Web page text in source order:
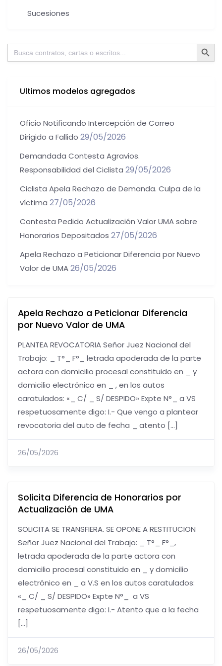
Apela Rechazo a Peticionar Diferencia
por Nuevo Valor de UMA
PLANTEA REVOCATORIA Señor Juez Nacional del
Trabajo: _ T°_ F°_ letrada apoderada de la parte
actora con domicilio procesal constituido en _ y
domicilio electrónico en _ , en los autos
caratulados: «_ C/ _ S/ DESPIDO» Expte N°_ a VS
respetuosamente digo: I.- Que vengo a plantear
revocatoria del auto de fecha _ atento […]
26/05/2026
Solicita Diferencia de Honorarios por
Actualización de UMA
SOLICITA SE TRANSFIERA. SE OPONE A RESTITUCION
Señor Juez Nacional del Trabajo: _ T°_ F°_,
letrada apoderada de la parte actora con
domicilio procesal constituido en _ y domicilio
electrónico en _ a V.S en los autos caratulados:
«_ C/ _ S/ DESPIDO» Expte N°_ a VS
respetuosamente digo: I.- Atento que a la fecha
[…]
26/05/2026
Sucesiones
Buscar: Botón de
Ultimos modelos agregados
Oficio Notificando Intercepción de Correo
Dirigido a Fallido 29/05/2026
Demandada Contesta Agravios.
Responsabilidad del Ciclista 29/05/2026
Ciclista Apela Rechazo de Demanda. Culpa de la
víctima 27/05/2026
Contesta Pedido Actualización Valor UMA sobre
Honorarios Depositados 27/05/2026
Apela Rechazo a Peticionar Diferencia por Nuevo
Valor de UMA26/05/2026